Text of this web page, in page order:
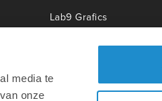
media te
onze
Lab9 Grafics
Lab9 Academy